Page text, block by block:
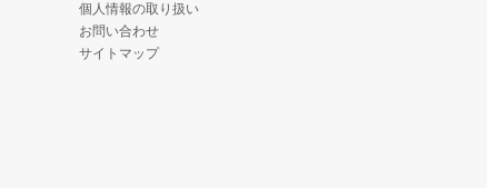
個人情報の取り扱い
お問い合わせ
サイトマップ